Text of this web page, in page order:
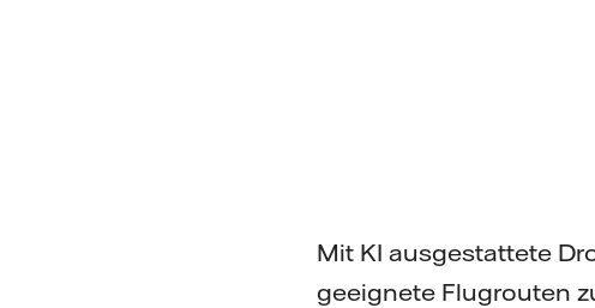
Mit KI ausgestattete
geeignete Flugrouten